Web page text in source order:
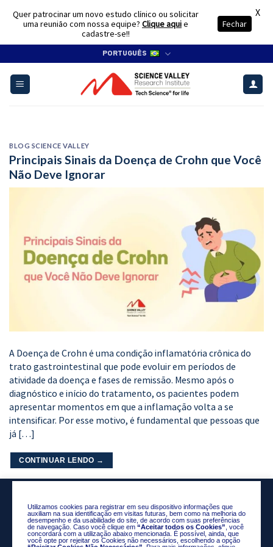
content
PORTUGUÊS
BLOG SCIENCE VALLEY
Principais Sinais da Doença de Crohn que Você
Não Deve Ignorar
A Doença de Crohn é uma condição inflamatória crônica do
trato gastrointestinal que pode evoluir em períodos de
atividade da doença e fases de remissão. Mesmo após o
diagnóstico e início do tratamento, os pacientes podem
apresentar momentos em que a inflamação volta a se
intensificar. Por esse motivo, é fundamental que pessoas que
já […]
CONTINUAR LENDO →
Utilizamos cookies para registrar em seu dispositivo informações que
auxiliam na sua identificação em visitas futuras, bem como na melhoria do
desempenho e da usabilidade do site, de acordo com suas preferências
de navegação. Caso você clique em “Aceitar todos os Cookies” , você
concordará com a utilização abaixo mencionada. É possível, ainda, que
você opte por rejeitar os Cookies não necessários, escolhendo a opção
Quer patrocinar um novo estudo clínico ou solicitar
uma reunião com nossa equipe? Clique aquie
cadastre-se!!
Fechar
X